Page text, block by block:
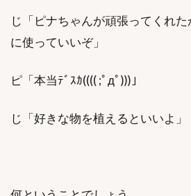
じ「ピナちゃんが頑張ってくれ
に使っていいぞ」
ピ「本当ﾃﾞｽｶ(((( ;ﾟдﾟ)))」
じ「好きな物を植えるといいよ」